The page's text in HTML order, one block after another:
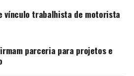
vínculo trabalhista de motorista
parceria para projetos e